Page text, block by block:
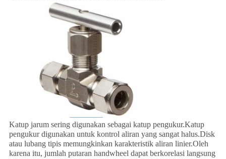
Katup jarum sering digunakan sebagai katup pengukur.Katup
pengukur digunakan untuk kontrol aliran yang sangat halus.Disk
atau lubang tipis memungkinkan karakteristik aliran linier.Oleh
karena itu, jumlah putaran handwheel dapat berkorelasi langsung